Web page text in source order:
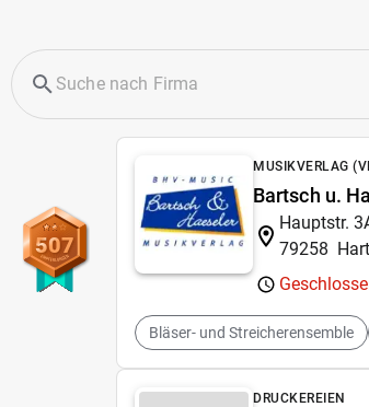
507
MUSIKVERLAG
Bartsch u.
Hauptstr.
79258
Bläser- und Streicherensemble
DRUCKEREIEN